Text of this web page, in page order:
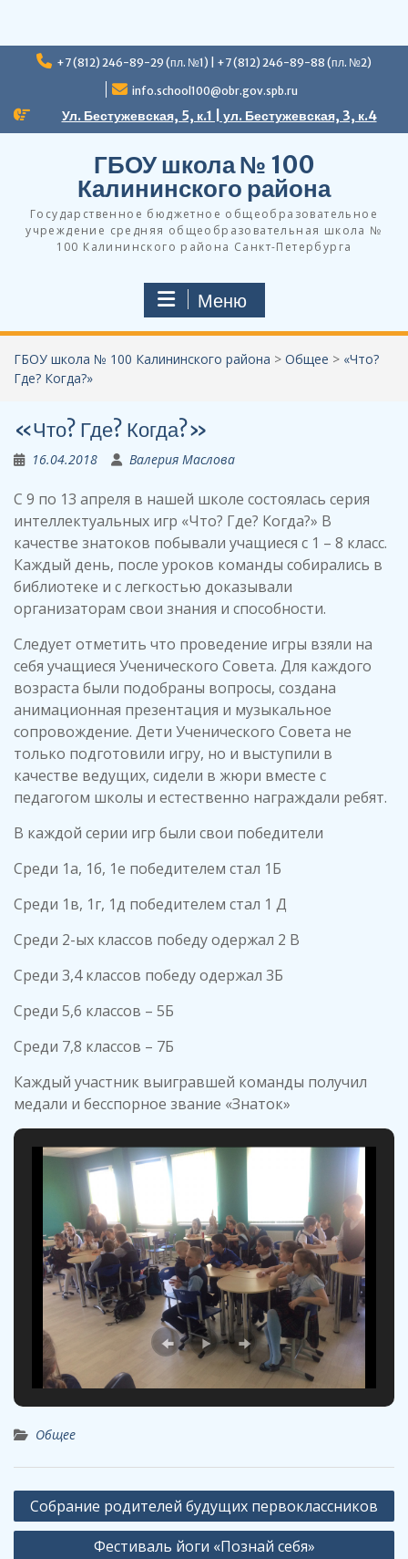
Перейти
+7 (812) 246-89-29 (пл. №1) | +7 (812) 246-89-88 (пл. №2)
info.school100@obr.gov.spb.ru
Ул. Бестужевская, 5, к.1 | ул. Бестужевская, 3, к.4
ГБОУ школа № 100
Калининского района
Государственное бюджетное общеобразовательное
учреждение средняя общеобразовательная школа №
100 Калининского района Санкт-Петербурга
Меню
ГБОУ школа № 100 Калининского района > Общее > «Что?
Где? Когда?»
«Что? Где? Когда?»
16.04.2018 Валерия Маслова
С 9 по 13 апреля в нашей школе состоялась серия
интеллектуальных игр «Что? Где? Когда?» В
качестве знатоков побывали учащиеся с 1 – 8 класс.
Каждый день, после уроков команды собирались в
библиотеке и с легкостью доказывали
организаторам свои знания и способности.
Следует отметить что проведение игры взяли на
себя учащиеся Ученического Совета. Для каждого
возраста были подобраны вопросы, создана
анимационная презентация и музыкальное
сопровождение. Дети Ученического Совета не
только подготовили игру, но и выступили в
качестве ведущих, сидели в жюри вместе с
педагогом школы и естественно награждали ребят.
В каждой серии игр были свои победители
Среди 1а, 1б, 1е победителем стал 1Б
Среди 1в, 1г, 1д победителем стал 1 Д
Среди 2-ых классов победу одержал 2 В
Среди 3,4 классов победу одержал 3Б
Среди 5,6 классов – 5Б
Среди 7,8 классов – 7Б
Каждый участник выигравшей команды получил
медали и бесспорное звание «Знаток»
Общее
Навигация
по
Собрание родителей будущих первоклассников
Фестиваль йоги «Познай себя»